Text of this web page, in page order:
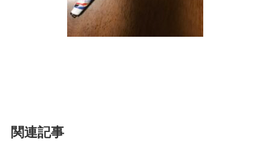
関連記事